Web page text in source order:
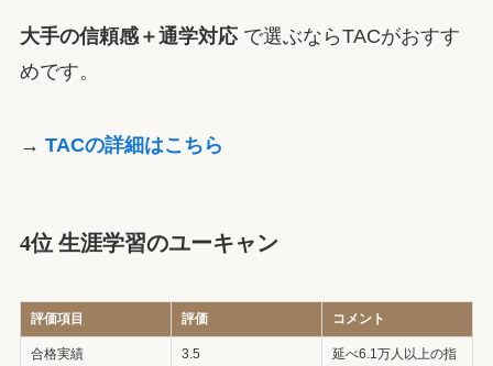
大手の信頼感＋通学対応で選ぶならTACがおすす
めです。
→ TACの詳細はこちら
4位 生涯学習のユーキャン
評価項目 評価 コメント
合格実績 3.5
延べ6.1万人以上の指